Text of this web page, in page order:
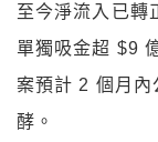
至今淨流入已
單獨吸金超 $9
案預計 2 個月內
酵。